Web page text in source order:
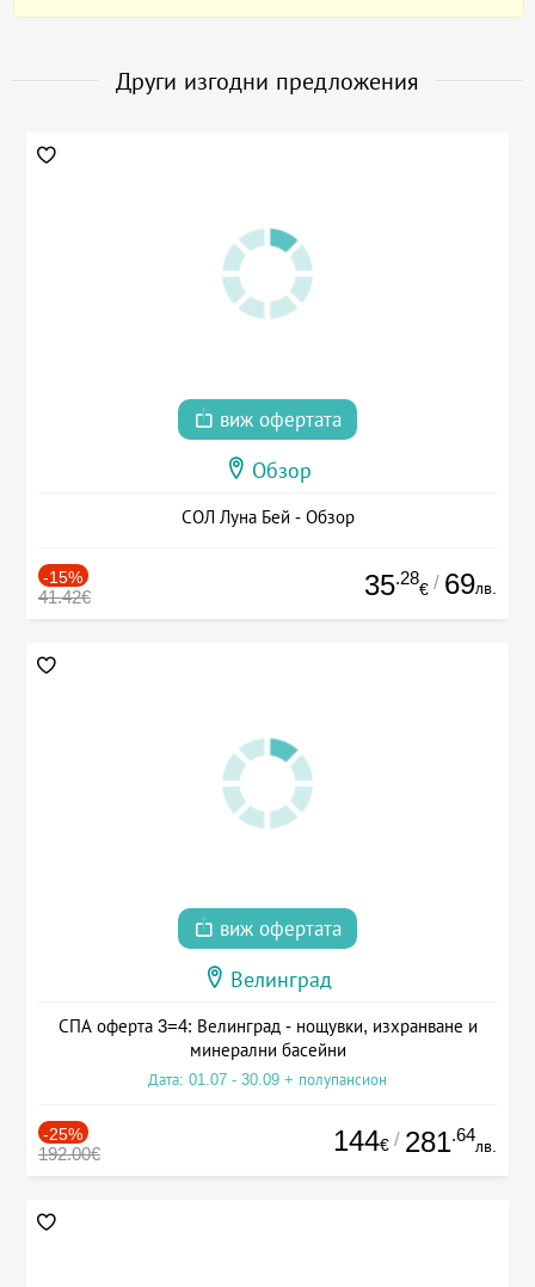
Други изгодни предложения
виж офертата
Обзор
СОЛ Луна Бей - Обзор
-15%
41.42€ 35.28
€ / 69лв.
виж офертата
Велинград
СПА оферта 3=4: Велинград - нощувки, изхранване и
минерални басейни
Дата: 01.07 - 30.09 + полупансион
-25%
192.00€ 144€ / 281.64
лв.